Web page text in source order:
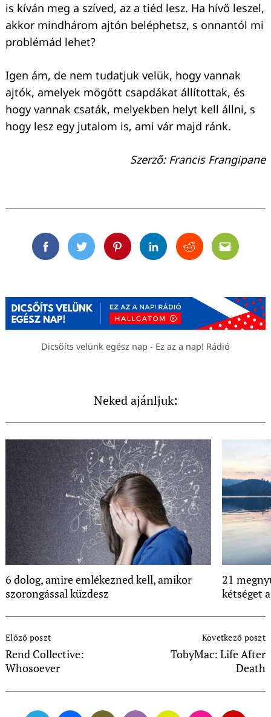
is kíván meg a szíved, az a tiéd lesz. Ha hívő leszel,
akkor mindhárom ajtón beléphetsz, s onnantól mi
problémád lehet?
Igen ám, de nem tudatjuk velük, hogy vannak
ajtók, amelyek mögött csapdákat állítottak, és
hogy vannak csaták, melyekben helyt kell állni, s
hogy lesz egy jutalom is, ami vár majd ránk.
Szerző: Francis Frangipane
FacebookTwitterPinterestLinkedinRedditEmail
Dicsőíts velünk egész nap - Ez az a nap! Rádió
Neked ajánljuk:
6 dolog, amire emlékezned kell, amikor
szorongással küzdesz
21
kétséget
Navigation
Előző poszt
Rend Collective:
Whosoever
Következő poszt
TobyMac: Life After
Death